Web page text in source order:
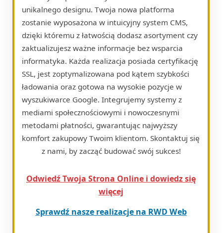
unikalnego designu. Twoja nowa platforma
zostanie wyposażona w intuicyjny system CMS,
dzięki któremu z łatwością dodasz asortyment czy
zaktualizujesz ważne informacje bez wsparcia
informatyka. Każda realizacja posiada certyfikację
SSL, jest zoptymalizowana pod kątem szybkości
ładowania oraz gotowa na wysokie pozycje w
wyszukiwarce Google. Integrujemy systemy z
mediami społecznościowymi i nowoczesnymi
metodami płatności, gwarantując najwyższy
komfort zakupowy Twoim klientom. Skontaktuj się
z nami, by zacząć budować swój sukces!
Odwiedź Twoja Strona Online i dowiedz się
więcej
Sprawdź nasze realizacje na RWD Web